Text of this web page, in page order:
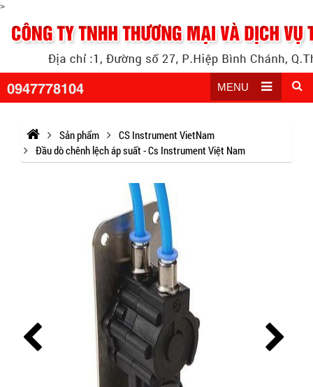
>
0947778104 MENU
Sản phẩm
CS Instrument VietNam
Đầu dò chênh lệch áp suất - Cs Instrument Việt Nam